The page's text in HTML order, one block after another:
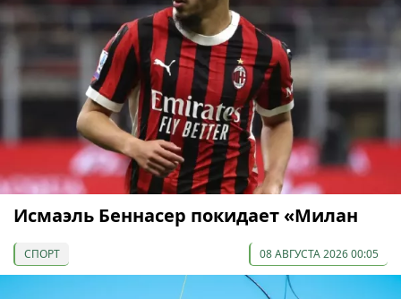
Исмаэль Беннасер покидает «Милан
СПОРТ 08 АВГУСТА 2026 00:05